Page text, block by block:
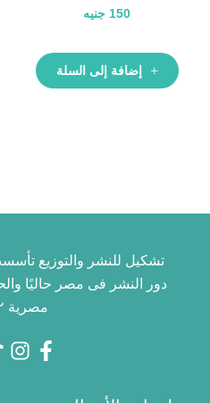
150 جنيه
إضافة إلى السلة
دور النشر فى مصر حاليًا
مصرية ٢٠٢٢